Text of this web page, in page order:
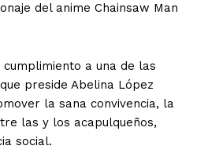
del anime Chainsaw Man
a una de las
preside Abelina López
la sana convivencia, la
las y los acapulqueños,
social.